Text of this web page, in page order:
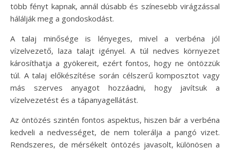
több fényt kapnak, annál dúsabb és színesebb virágzással
hálálják meg a gondoskodást.
A talaj minősége is lényeges, mivel a verbéna jól
vízelvezető, laza talajt igényel. A túl nedves környezet
károsíthatja a gyökereit, ezért fontos, hogy ne öntözzük
túl. A talaj előkészítése során célszerű komposztot vagy
más szerves anyagot hozzáadni, hogy javítsuk a
vízelvezetést és a tápanyagellátást.
Az öntözés szintén fontos aspektus, hiszen bár a verbéna
kedveli a nedvességet, de nem tolerálja a pangó vizet.
Rendszeres, de mérsékelt öntözés javasolt, különösen a